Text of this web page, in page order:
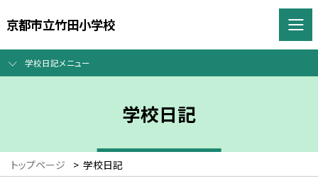
京都市立竹田小学校
学校日記メニュー
学校日記
トップページ > 学校日記